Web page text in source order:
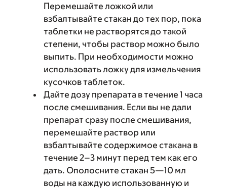
Перемешайте ложкой или
взбалтывайте стакан до тех пор, пока
таблетки не растворятся до такой
степени, чтобы раствор можно было
выпить. При необходимости можно
использовать ложку для измельчения
кусочков таблеток.
Дайте дозу препарата в течение 1 часа
после смешивания. Если вы не дали
препарат сразу после смешивания,
перемешайте раствор или
взбалтывайте содержимое стакана в
течение 2–3 минут перед тем как его
дать. Ополосните стакан 5—10 мл
воды на каждую использованную и